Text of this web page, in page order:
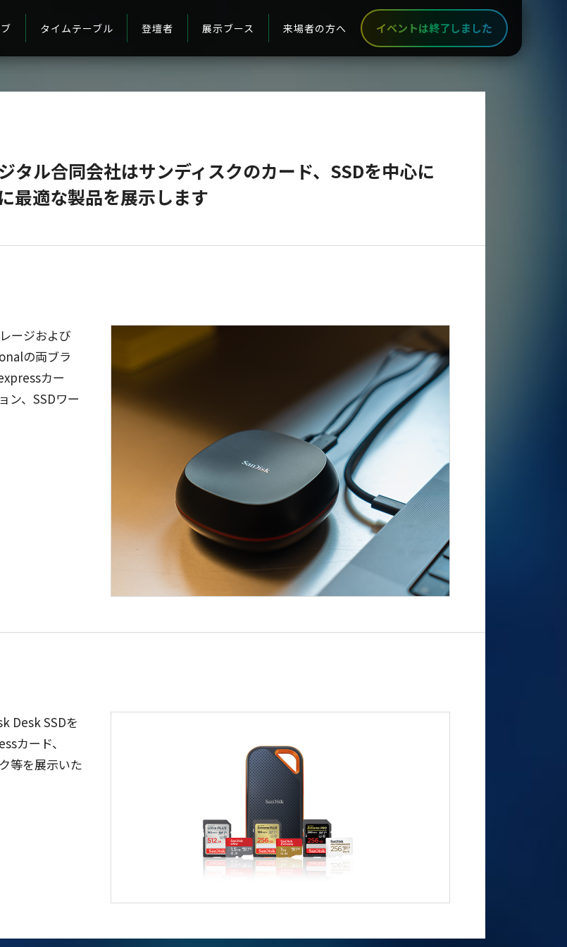
タイムテーブル 登壇者 展示ブース 来場者の方へ イベントは終了しました
タル合同会社はサンディスクのカード、SSDを中心に
最適な製品を展示します
ージおよび
の両ブラ
カー
ン、SSDワー
Desk SSDを
カード、
等を展示いた